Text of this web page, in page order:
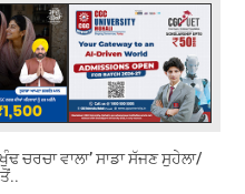
ਚਰਚਾ ਵਾਲਾ’ ਸਾਡਾ ਸੱਜਣ ਸੁਹੇਲਾ/